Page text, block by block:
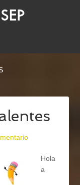
Hola
a